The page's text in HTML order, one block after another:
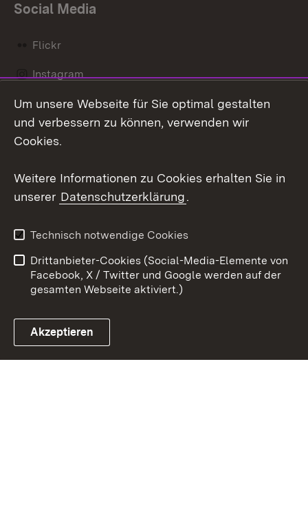
Social Media
Flickr
Instagram
Social Wall
Link zum Landesportal
Barrierefreiheit
Benutzungshinweise
Impressum
Cookies
Um unsere Webseite für Sie optimal gestalten
und verbessern zu können, verwenden wir
Cookies.
Weitere Informationen zu Cookies erhalten Sie in
unserer Datenschutzerklärung.
Technisch notwendige Cookies
Drittanbieter-Cookies (Social-Media-Elemente von
Facebook, X / Twitter und Google werden auf der
gesamten Webseite aktiviert.)
Akzeptieren